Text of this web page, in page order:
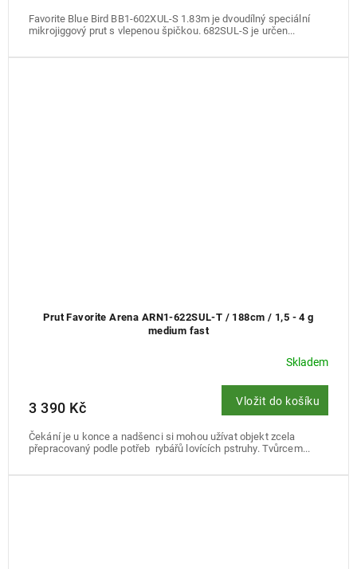
Favorite Blue Bird BB1-602XUL-S 1.83m je dvoudílný speciální
mikrojiggový prut s vlepenou špičkou. 682SUL-S je určen...
Prut Favorite Arena ARN1-622SUL-T / 188cm / 1,5 - 4 g
medium fast
Skladem
3 390 Kč Vložit do košíku
Čekání je u konce a nadšenci si mohou užívat objekt zcela
přepracovaný podle potřeb rybářů lovících pstruhy. Tvůrcem...